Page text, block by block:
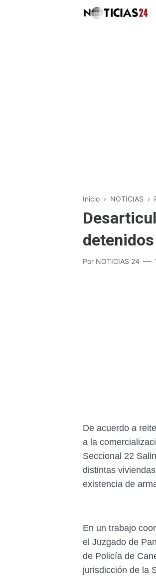
Inicio › NOTICIAS ›
Por NOTICIAS 24
De acuerdo a
a la
Seccional 22
distintas
existencia de
En un trabajo
el Juzgado de
de Policía de
jurisdicción de la